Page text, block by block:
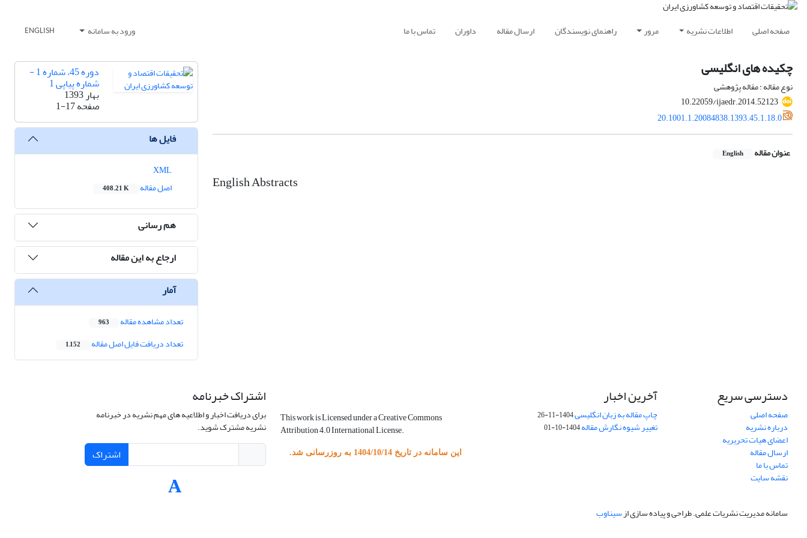
صفحه اصلی اطلاعات نشریه مرور راهنمای نویسندگان ارسال مقاله داوران تماس با ما ورود به سامانه ENGLISH
چکیده های انگلیسی
نوع مقاله : مقاله پژوهشی
10.22059/ijaedr.2014.52123
20.1001.1.20084838.1393.45.1.18.0
عنوان مقاله English
English Abstracts
دوره 45، شماره 1 -
شماره پیاپی 1
بهار 1393
صفحه1-17
فایل ها
اصل مقاله
408.21 K
هم رسانی
ارجاع به این مقاله
آمار
تعداد مشاهده مقاله 963
تعداد دریافت فایل اصل مقاله 1,152
دسترسی سریع
صفحه اصلی
درباره نشریه
اعضای هیات تحریریه
ارسال مقاله
تماس با ما
نقشه سایت
آخرین اخبار
چاپ مقاله به زبان انگلیسی1404-11-26
تغییر شیوه نگارش مقاله1404-10-01
This work is Licensed under a Creative Commons
Attribution 4.0 International License.
این سامانه در تاریخ 1404/10/14 به روزرسانی شد.
اشتراک خبرنامه
برای دریافت اخبار و اطلاعیه های مهم نشریه در خبرنامه
نشریه مشترک شوید.
اشتراک
سامانه مدیریت نشریات علمی.طراحی و پیاده سازی ازسیناوب